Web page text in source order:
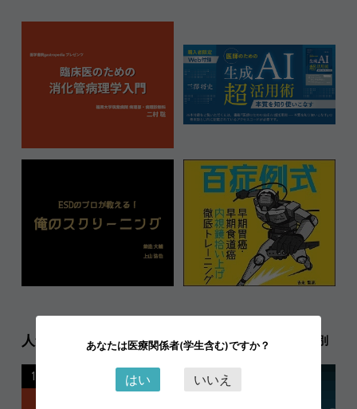
人気記事ランキング 日別 月別
1
あなたは医療関係者(学生含む)ですか？
はい いいえ